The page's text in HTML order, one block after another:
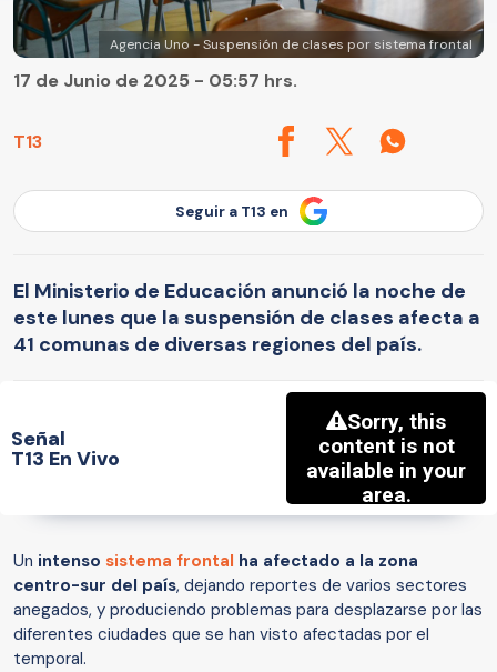
Agencia Uno - Suspensión de clases por sistema frontal
T13
17 de Junio de 2025 - 05:57 hrs.
Seguir a T13 en
El Ministerio de Educación anunció la noche de
este lunes que la suspensión de clases afecta a
41 comunas de diversas regiones del país.
Señal
T13 En Vivo
Un intenso sistema frontal ha afectado a la zona
centro-sur del país, dejando reportes de varios sectores
anegados, y produciendo problemas para desplazarse por las
diferentes ciudades que se han visto afectadas por el
temporal.